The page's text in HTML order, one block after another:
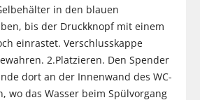
in den blauen
bis der Druckknopf mit einem
einrastet. Verschlusskappe
2.Platzieren. Den Spender
dort an der Innenwand des WC-
wo das Wasser beim Spülvorgang